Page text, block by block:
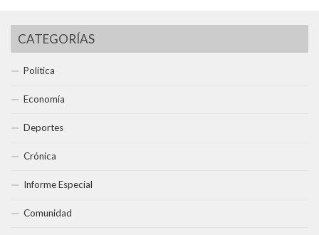
CATEGORÍAS
Política
Economía
Deportes
Crónica
Informe Especial
Comunidad